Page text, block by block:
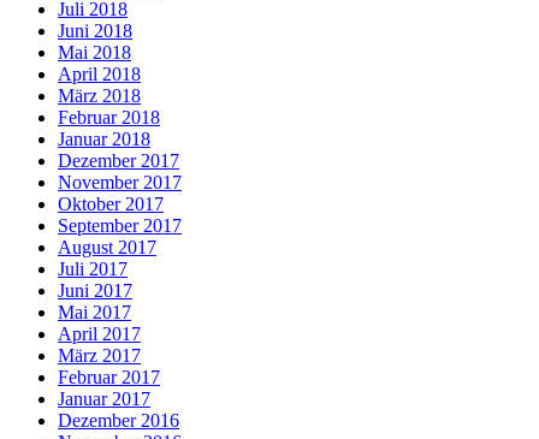
Juli 2018
Juni 2018
Mai 2018
April 2018
März 2018
Februar 2018
Januar 2018
Dezember 2017
November 2017
Oktober 2017
September 2017
August 2017
Juli 2017
Juni 2017
Mai 2017
April 2017
März 2017
Februar 2017
Januar 2017
Dezember 2016